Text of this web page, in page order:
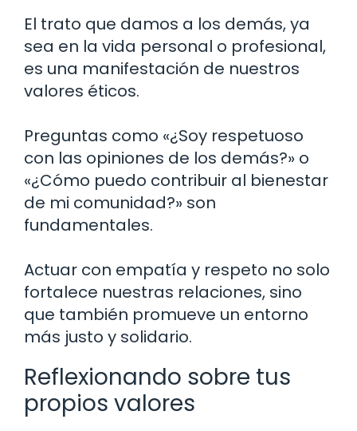
El trato que damos a los demás, ya
sea en la vida personal o profesional,
es una manifestación de nuestros
valores éticos.
Preguntas como «¿Soy respetuoso
con las opiniones de los demás?» o
«¿Cómo puedo contribuir al bienestar
de mi comunidad?» son
fundamentales.
Actuar con empatía y respeto no solo
fortalece nuestras relaciones, sino
que también promueve un entorno
más justo y solidario.
Reflexionando sobre tus
propios valores